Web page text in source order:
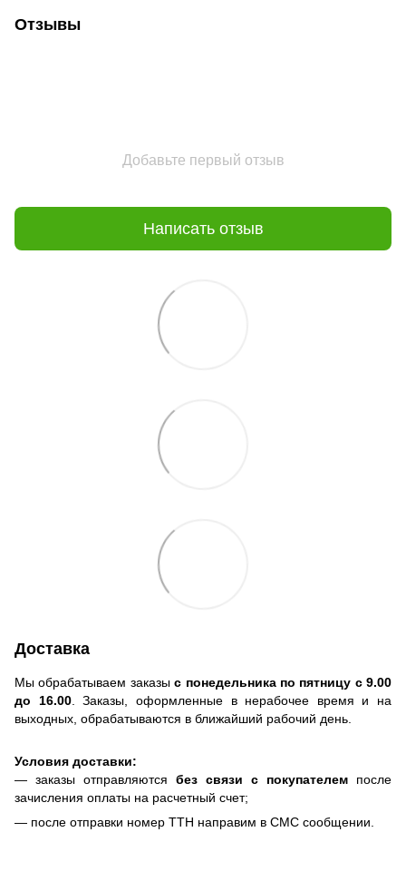
Отзывы
Добавьте первый отзыв
Написать отзыв
Доставка
Мы обрабатываем заказыс понедельника по пятницу с 9.00
до 16.00. Заказы, оформленные в нерабочее время и на
выходных, обрабатываются в ближайший рабочий день.
Условия доставки:
— заказы отправляются без связи с покупателем после
зачисления оплаты на расчетный счет;
— после отправки номер ТТН направим в СМС сообщении.